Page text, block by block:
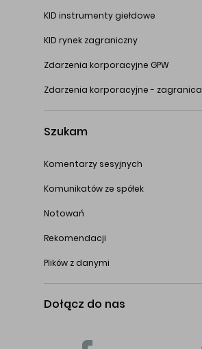
KID instrumenty giełdowe
KID rynek zagraniczny
Zdarzenia korporacyjne GPW
Zdarzenia korporacyjne - zagranica
Szukam
Komentarzy sesyjnych
Komunikatów ze spółek
Notowań
Rekomendacji
Plików z danymi
Dołącz do nas